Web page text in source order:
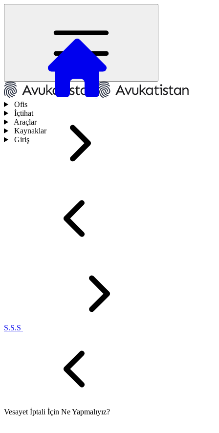
Ofis
İçtihat
Araçlar
Kaynaklar
Giriş
S.S.S
Vesayet İptali İçin Ne Yapmalıyız?